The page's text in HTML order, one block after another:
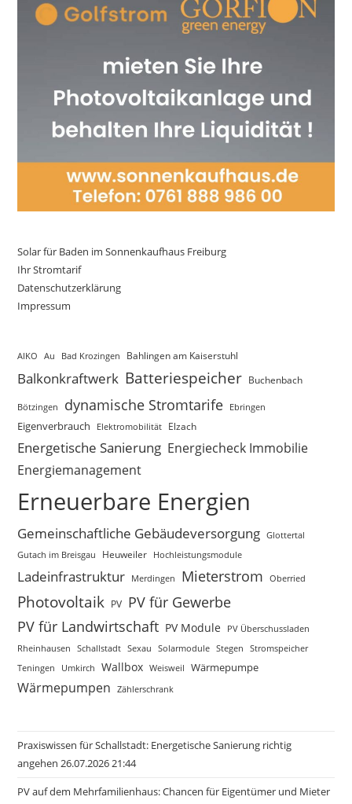
Solar für Baden im Sonnenkaufhaus Freiburg
Ihr Stromtarif
Datenschutzerklärung
Impressum
AIKO Au Bad Krozingen Bahlingen am Kaiserstuhl
Balkonkraftwerk Batteriespeicher Buchenbach
Bötzingen dynamische Stromtarife Ebringen
Eigenverbrauch Elektromobilität Elzach
Energetische Sanierung Energiecheck Immobilie
Energiemanagement
Erneuerbare Energien
Gemeinschaftliche Gebäudeversorgung Glottertal
Gutach im Breisgau
Heuweiler Hochleistungsmodule
Ladeinfrastruktur Merdingen Mieterstrom Oberried
Photovoltaik PV PV für Gewerbe
PV für Landwirtschaft PV Module
PV Überschussladen
Rheinhausen
Schallstadt Sexau Solarmodule Stegen
Stromspeicher
Teningen
Umkirch Wallbox Weisweil Wärmepumpe
Wärmepumpen Zählerschrank
Praxiswissen für Schallstadt: Energetische Sanierung richtig
angehen 26.07.2026 21:44
PV auf dem Mehrfamilienhaus: Chancen für Eigentümer und Mieter